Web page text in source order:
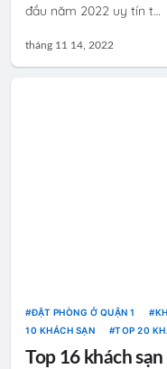
đầu năm 2022 uy tín t…
tháng 11 14, 2022
ĐẶT PHÒNG Ở QUẬN 1
10 KHÁCH SẠN
TOP 20
HOMESTAY
TOP KHÁCH
Top 16 khách